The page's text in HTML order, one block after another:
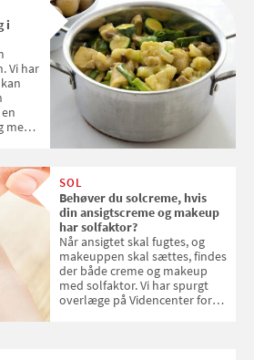
i
Vi har
med
SOL
Behøver du solcreme, hvis
din ansigtscreme og makeup
har solfaktor?
Når ansigtet skal fugtes, og
makeuppen skal sættes, findes
der både creme og makeup
med solfaktor. Vi har spurgt
overlæge på Videncenter for